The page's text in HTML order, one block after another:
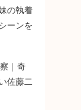
の執着
ーンを
｜奇
佐藤二